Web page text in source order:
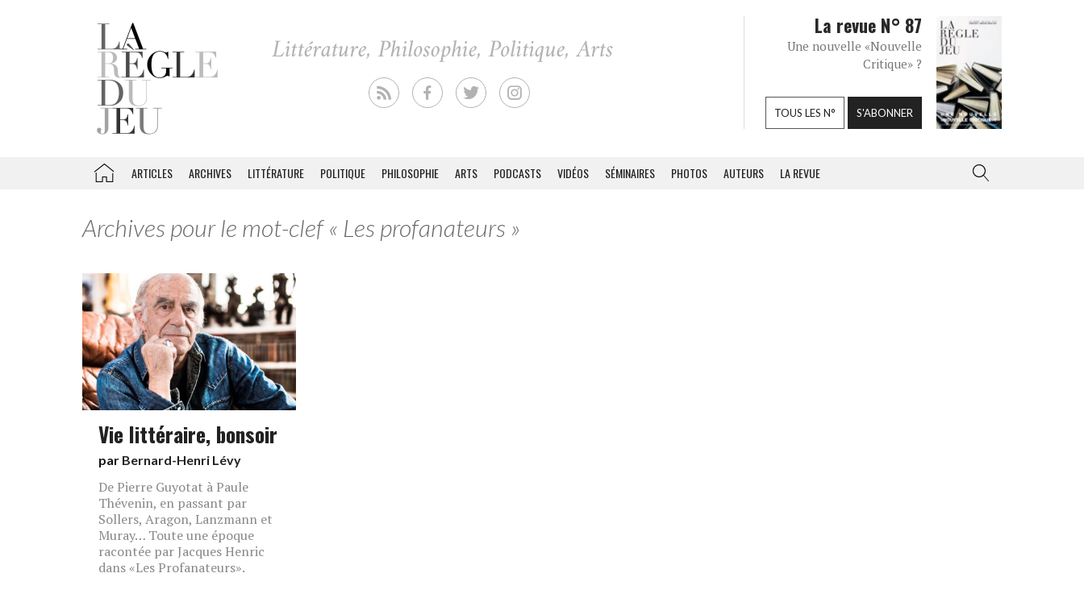
La revue N° 87
Une nouvelle «Nouvelle
Critique» ?
TOUS LES N° S'ABONNER
ARTICLES ARCHIVES LITTÉRATURE POLITIQUE PHILOSOPHIE ARTS PODCASTS VIDÉOS SÉMINAIRES PHOTOS AUTEURS LA REVUE
Archives pour le mot-clef « Les profanateurs »
Vie littéraire, bonsoir
par Bernard-Henri Lévy
De Pierre Guyotat à Paule
Thévenin, en passant par
Sollers, Aragon, Lanzmann et
Muray… Toute une époque
racontée par Jacques Henric
dans «Les Profanateurs».